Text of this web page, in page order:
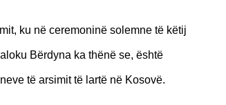
ku në ceremoninë solemne të këtij
Bërdyna ka thënë se, është
të arsimit të lartë në Kosovë.